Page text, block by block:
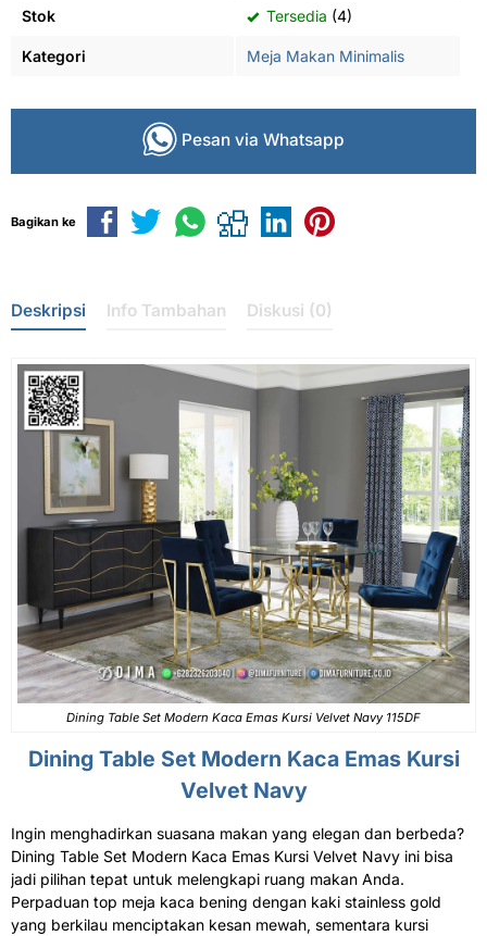
Stok Tersedia (4)
Kategori Meja Makan Minimalis
Pesan via Whatsapp
Bagikan ke
Deskripsi Info Tambahan Diskusi (0)
Dining Table Set Modern Kaca Emas Kursi Velvet Navy 115DF
Dining Table SetModern Kaca Emas Kursi
Velvet Navy
Ingin menghadirkan suasana makan yang elegan dan berbeda?
Dining Table Set Modern Kaca Emas Kursi Velvet Navy ini bisa
jadi pilihan tepat untuk melengkapi ruang makan Anda.
Perpaduan top meja kaca bening dengan kaki stainless gold
yang berkilau menciptakan kesan mewah, sementara kursi